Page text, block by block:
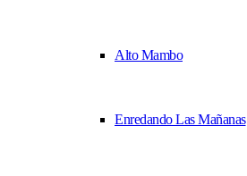
Alto Mambo
Enredando Las Mañanas